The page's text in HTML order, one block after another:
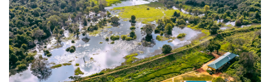
große Zimmer mit gemütlicher Ausstattung
sehr leckeres Frühstück
gutes Preis-Leistungs-Verhältnis
Frühstück & Parkplatz inklusive